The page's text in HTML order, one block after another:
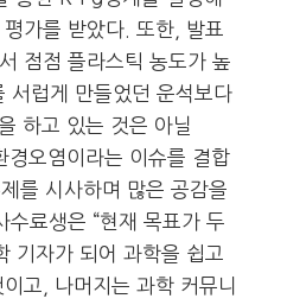
가를 받았다. 또한, 발표
점점 플라스틱 농도가 높
서럽게 만들었던 운석보다
하고 있는 것은 아닐
경오염이라는 이슈를 결합
를 시사하며 많은 공감을
수료생은 “현재 목표가 두
기자가 되어 과학을 쉽고
고, 나머지는 과학 커뮤니